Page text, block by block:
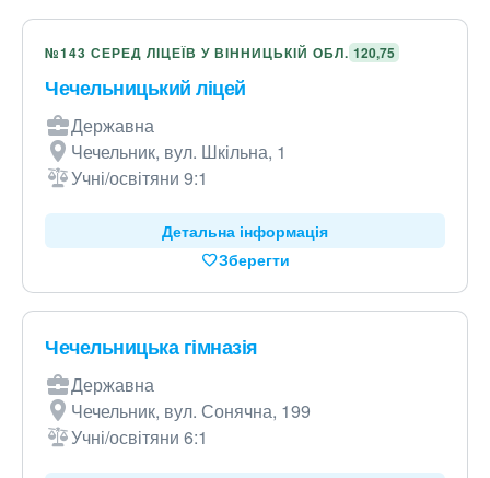
№143 СЕРЕД ЛІЦЕЇВ У ВІННИЦЬКІЙ ОБЛ. 120,75
Чечельницький ліцей
Державна
Чечельник, вул. Шкільна, 1
Учні/освітяни 9:1
Детальна інформація
Зберегти
Чечельницька гімназія
Державна
Чечельник, вул. Сонячна, 199
Учні/освітяни 6:1